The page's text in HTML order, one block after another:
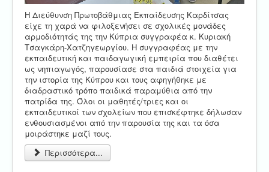
Η Διεύθυνση Πρωτοβάθμιας Εκπαίδευσης Καρδίτσας
είχε τη χαρά να φιλοξενήσει σε σχολικές μονάδες
αρμοδιότητάς της την Κύπρια συγγραφέα κ. Κυριακή
Τσαγκάρη-Χατζηγεωργίου. Η συγγραφέας με την
εκπαιδευτική και παιδαγωγική εμπειρία που διαθέτει
ως νηπιαγωγός, παρουσίασε στα παιδιά στοιχεία για
την ιστορία της Κύπρου και τους αφηγήθηκε με
διαδραστικό τρόπο παιδικά παραμύθια από την
πατρίδα της. Όλοι οι μαθητές/τριες και οι
εκπαιδευτικοί των σχολείων που επισκέφτηκε δήλωσαν
ενθουσιασμένοι από την παρουσία της και τα όσα
μοιράστηκε μαζί τους.
Περισσότερα...